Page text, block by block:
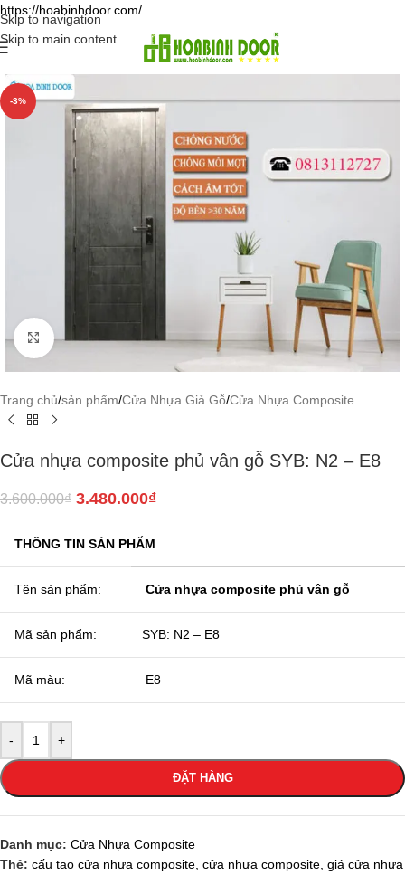
https://hoabinhdoor.com/
Skip to navigation
Skip to main content
-3%
Click to enlarge
Trang chủ/sản phẩm/Cửa Nhựa Giả Gỗ/Cửa Nhựa Composite
Cửa nhựa composite phủ vân gỗ SYB: N2 – E8
3.600.000₫ 3.480.000₫
THÔNG TIN SẢN PHẨM
Tên sản phẩm: Cửa nhựa composite phủ vân gỗ
Mã sản phẩm: SYB: N2 – E8
Mã màu: E8
- +
ĐẶT HÀNG
Danh mục: Cửa Nhựa Composite
Thẻ: cấu tạo cửa nhựa composite cửa nhựa composite giá cửa nhựa